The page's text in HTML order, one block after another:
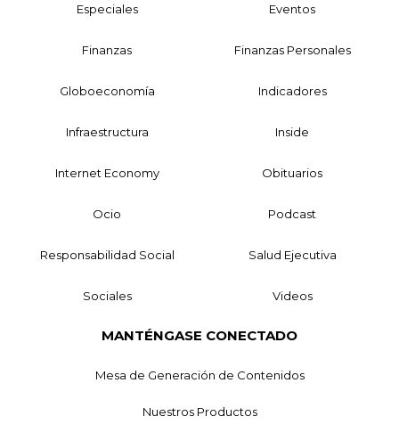
Especiales Eventos
Finanzas Finanzas Personales
Globoeconomía Indicadores
Infraestructura Inside
Internet Economy Obituarios
Ocio Podcast
Responsabilidad Social Salud Ejecutiva
Sociales Videos
MANTÉNGASE CONECTADO
Mesa de Generación de Contenidos
Nuestros Productos